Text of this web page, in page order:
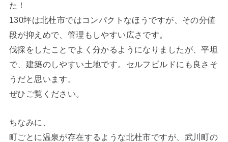
た！
130坪は北杜市ではコンパクトなほうですが、その分値
段が抑えめで、管理もしやすい広さです。
伐採をしたことでよく分かるようになりましたが、平坦
で、建築のしやすい土地です。セルフビルドにも良さそ
うだと思います。
ぜひご覧ください。
ちなみに、
町ごとに温泉が存在するような北杜市ですが、武川町の